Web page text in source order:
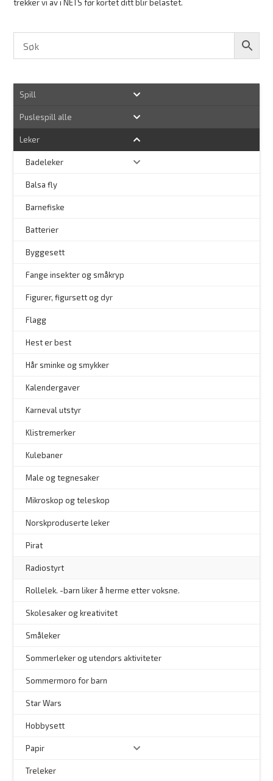
trekker vi av i NETS før kortet ditt blir belastet.
Spill
Puslespill alle
Leker
Badeleker
Balsa fly
Barnefiske
Batterier
Byggesett
Fange insekter og småkryp
Figurer, figursett og dyr
Flagg
Hest er best
Hår sminke og smykker
Kalendergaver
Karneval utstyr
Klistremerker
Kulebaner
Male og tegnesaker
Mikroskop og teleskop
Norskproduserte leker
Pirat
Radiostyrt
Rollelek. -barn liker å herme etter voksne.
Skolesaker og kreativitet
Småleker
Sommerleker og utendørs aktiviteter
Sommermoro for barn
Star Wars
Hobbysett
Papir
Treleker